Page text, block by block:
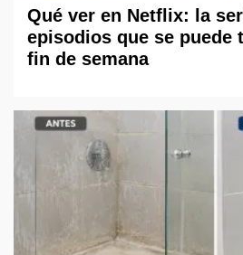
Qué ver en Netflix: la
episodios que se puede
fin de semana